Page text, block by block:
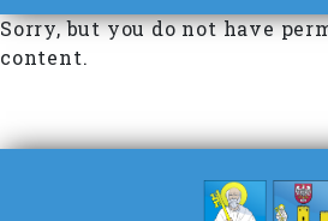
Sorry, but you do not have
content.